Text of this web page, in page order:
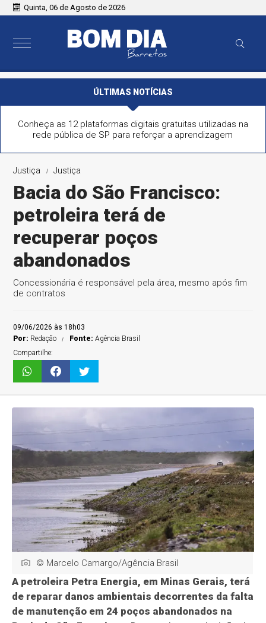
Quinta, 06 de Agosto de 2026
ÚLTIMAS NOTÍCIAS
Conheça as 12 plataformas digitais gratuitas utilizadas na
rede pública de SP para reforçar a aprendizagem
Justiça Justiça
Bacia do São Francisco:
petroleira terá de
recuperar poços
abandonados
Concessionária é responsável pela área, mesmo após fim
de contratos
09/06/2026 às 18h03
Por: Redação Fonte:Agência Brasil
Compartilhe:
© Marcelo Camargo/Agência Brasil
A petroleira Petra Energia, em Minas Gerais, terá
de reparar danos ambientais decorrentes da falta
de manutenção em 24 poços abandonados na